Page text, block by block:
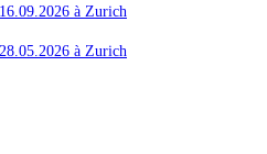
à Zurich
à Zurich